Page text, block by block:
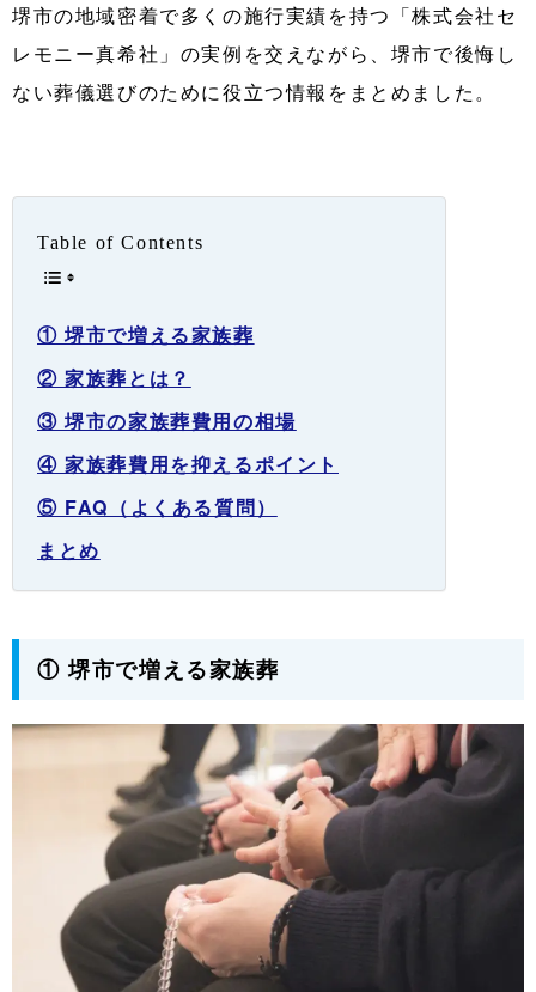
堺市の地域密着で多くの施行実績を持つ「株式会社セ
レモニー真希社」の実例を交えながら、堺市で後悔し
ない葬儀選びのために役立つ情報をまとめました。
Table of Contents
① 堺市で増える家族葬
② 家族葬とは？
③ 堺市の家族葬費用の相場
④ 家族葬費用を抑えるポイント
⑤ FAQ（よくある質問）
まとめ
① 堺市で増える家族葬